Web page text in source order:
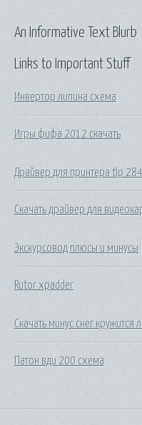
Links to Important Stuff
Инвертор липина схема
Игры фифа 2012 скачать
Драйвер для принтера tlp
Скачать драйвер для
Экскурсовод плюсы и минусы
Rutor xpadder
Скачать минус снег кружится
Патон вди 200 схема
An Informative Text Blurb